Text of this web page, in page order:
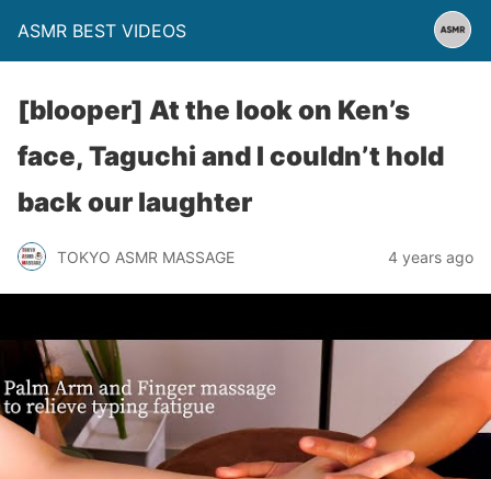
ASMR BEST VIDEOS
[blooper] At the look on Ken’s
face, Taguchi and I couldn’t hold
back our laughter
TOKYO ASMR MASSAGE 4 years ago